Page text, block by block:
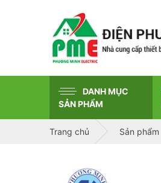
DANH MỤC
SẢN PHẨM
Trang chủ Sản phẩm